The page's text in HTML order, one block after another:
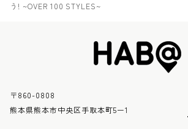
う! ~OVER 100 STYLES~
〒860-0808
熊本県熊本市中央区手取本町5ー1